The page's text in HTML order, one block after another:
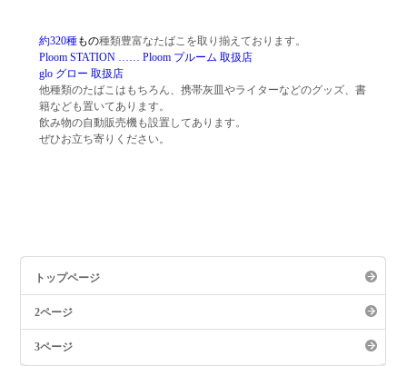
約320種もの種類豊富なたばこを取り揃えております。
Ploom STATION
…… Ploom プルーム 取扱店
glo グロー 取扱店
他種類のたばこはもちろん、携帯灰皿やライターなどのグッズ、書
籍なども置いてあります。
飲み物の自動販売機も設置してあります。
ぜひお立ち寄りください。
トップページ
2ページ
3ページ